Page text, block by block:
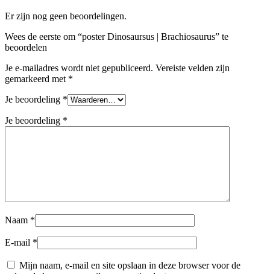
Er zijn nog geen beoordelingen.
Wees de eerste om “poster Dinosaursus | Brachiosaurus” te
beoordelen
Je e-mailadres wordt niet gepubliceerd. Vereiste velden zijn
gemarkeerd met *
Je beoordeling *
Je beoordeling *
Naam *
E-mail *
Mijn naam, e-mail en site opslaan in deze browser voor de